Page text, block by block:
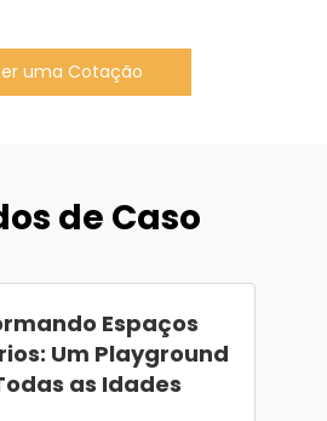
uma Cotação
de Caso
Espaços
Um Playground
as Idades